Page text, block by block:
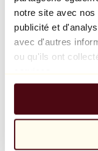
notre site avec
publicité et
avec d'autres
ou qu'ils ont
Balloon Dog
Jeff Koons
10 000 €